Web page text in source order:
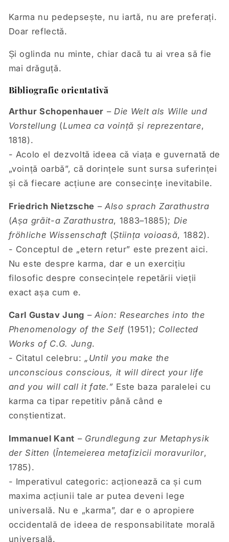
Karma nu pedepsește, nu iartă, nu are preferați.
Doar reflectă.
Și oglinda nu minte, chiar dacă tu ai vrea să fie
mai drăguță.
Bibliografie orientativă
Arthur Schopenhauer –Die Welt als Wille und
Vorstellung (Lumea ca voință și reprezentare,
1818).
- Acolo el dezvoltă ideea că viața e guvernată de
„voință oarbă”, că dorințele sunt sursa suferinței
și că fiecare acțiune are consecințe inevitabile.
Friedrich Nietzsche –Also sprach Zarathustra
(Așa grăit-a Zarathustra, 1883–1885); Die
fröhliche Wissenschaft (Știința voioasă, 1882).
- Conceptul de „etern retur” este prezent aici.
Nu este despre karma, dar e un exercițiu
filosofic despre consecințele repetării vieții
exact așa cum e.
Carl Gustav Jung –Aion: Researches into the
Phenomenology of the Self (1951); Collected
Works of C.G. Jung.
- Citatul celebru: „Until you make the
unconscious conscious, it will direct your life
and you will call it fate.” Este baza paralelei cu
karma ca tipar repetitiv până când e
conștientizat.
Immanuel Kant – Grundlegung zur Metaphysik
der Sitten (Întemeierea metafizicii moravurilor,
1785).
- Imperativul categoric: acționează ca și cum
maxima acțiunii tale ar putea deveni lege
universală. Nu e „karma”, dar e o apropiere
occidentală de ideea de responsabilitate morală
universală.